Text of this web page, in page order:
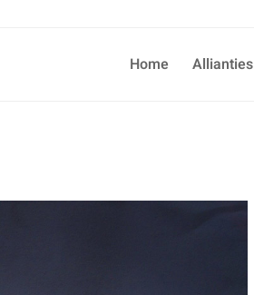
Home Allianties